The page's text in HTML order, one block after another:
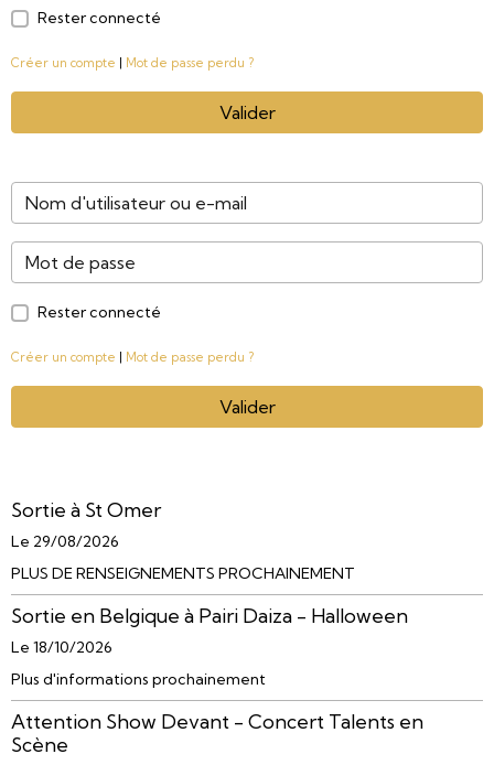
Rester connecté
Créer un compte Mot de passe perdu ?
Valider
Rester connecté
Créer un compte Mot de passe perdu ?
Valider
Sortie à St Omer
Le 29/08/2026
PLUS DE RENSEIGNEMENTS PROCHAINEMENT
Sortie en Belgique à Pairi Daiza - Halloween
Le 18/10/2026
Plus d'informations prochainement
Attention Show Devant - Concert Talents en
Scène